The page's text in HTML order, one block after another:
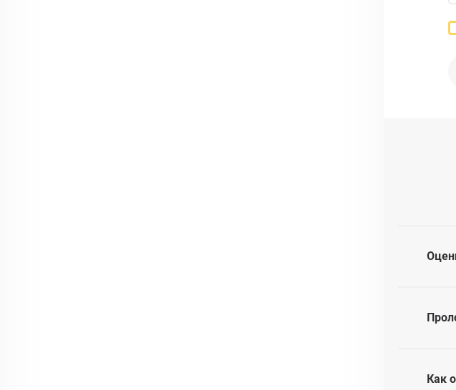
Как